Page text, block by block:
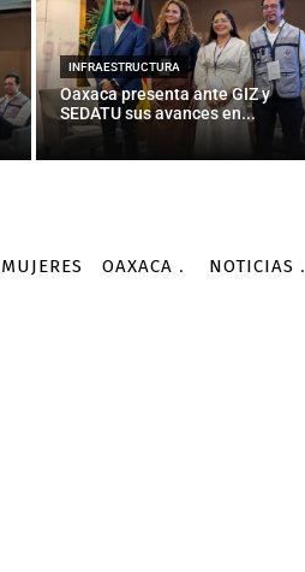
INFRAESTRUCTURA
Oaxaca presenta ante GIZ y
SEDATU sus avances en...
MUJERES OAXACA NOTICIAS